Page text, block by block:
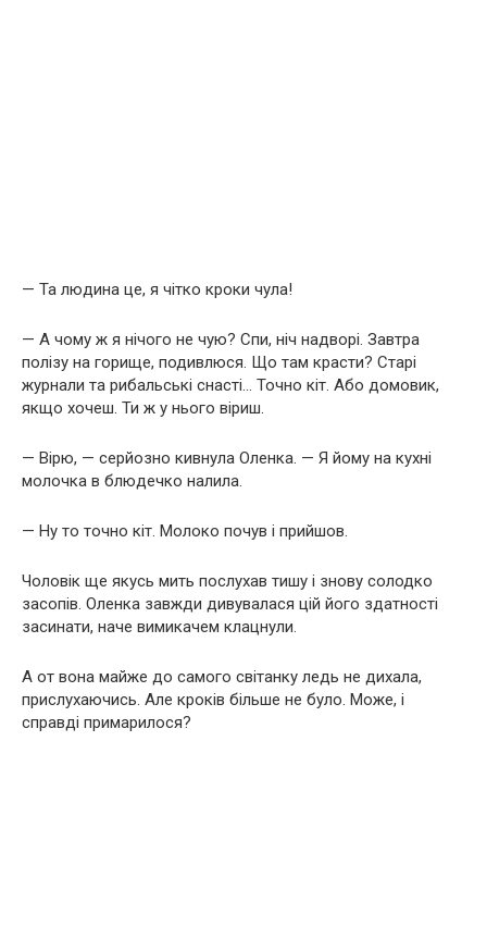
— Та людина це, я чітко кроки чула!
— А чому ж я нічого не чую? Спи, ніч надворі. Завтра
полізу на горище, подивлюся. Що там красти? Старі
журнали та рибальські снасті… Точно кіт. Або домовик,
якщо хочеш. Ти ж у нього віриш.
— Вірю, — серйозно кивнула Оленка. — Я йому на кухні
молочка в блюдечко налила.
— Ну то точно кіт. Молоко почув і прийшов.
Чоловік ще якусь мить послухав тишу і знову солодко
засопів. Оленка завжди дивувалася цій його здатності
засинати, наче вимикачем клацнули.
А от вона майже до самого світанку ледь не дихала,
прислухаючись. Але кроків більше не було. Може, і
справді примарилося?